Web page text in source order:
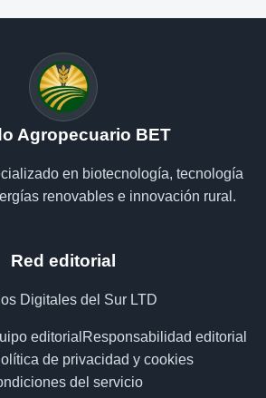
Agropecuario BET
en biotecnología, tecnología
renovables e innovación rural.
Red editorial
Digitales del Sur LTD
editorial Responsabilidad editorial
de privacidad y cookies
del servicio